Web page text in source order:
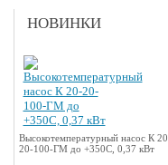
НОВИНКИ
Высокотемпературный насос К
20-100-ГМ до +350С, 0,37 кВт